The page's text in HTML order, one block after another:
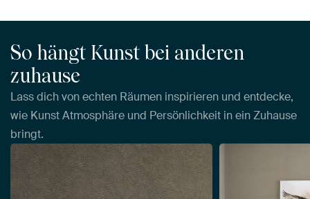
So hängt Kunst bei anderen
zuhause
Lass dich von echten Räumen inspirieren und entdecke,
wie Kunst Atmosphäre und Persönlichkeit in ein Zuhause
bringt.